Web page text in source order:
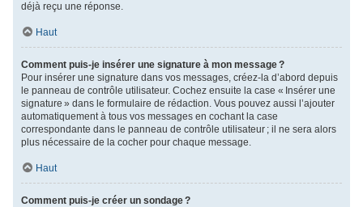
déjà reçu une réponse.
Haut
Comment puis-je insérer une signature à mon message ?
Pour insérer une signature dans vos messages, créez-la d’abord depuis
le panneau de contrôle utilisateur. Cochez ensuite la case « Insérer une
signature » dans le formulaire de rédaction. Vous pouvez aussi l’ajouter
automatiquement à tous vos messages en cochant la case
correspondante dans le panneau de contrôle utilisateur ; il ne sera alors
plus nécessaire de la cocher pour chaque message.
Haut
Comment puis-je créer un sondage ?